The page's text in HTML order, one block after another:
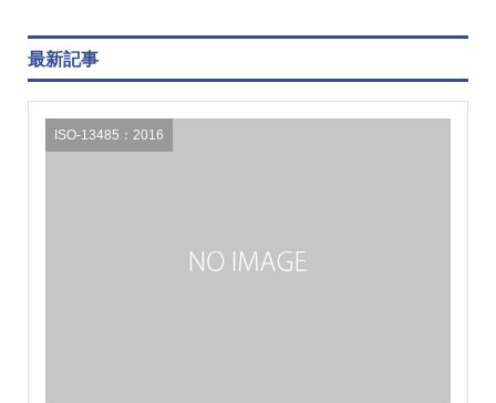
最新記事
ISO-13485：2016